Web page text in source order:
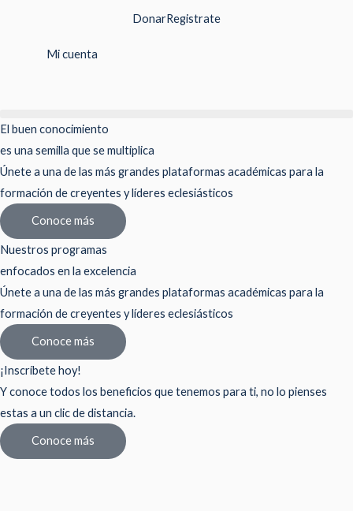
contenido
DonarRegistrate
Mi cuenta
El buen conocimiento
es una semilla que se multiplica
Únete a una de las más grandes plataformas académicas para la
formación de creyentes y líderes eclesiásticos
Conoce más
Nuestros programas
enfocados en la excelencia
Únete a una de las más grandes plataformas académicas para la
formación de creyentes y líderes eclesiásticos
Conoce más
¡Inscríbete hoy!
Y conoce todos los beneficios que tenemos para ti, no lo pienses
estas a un clic de distancia.
Conoce más